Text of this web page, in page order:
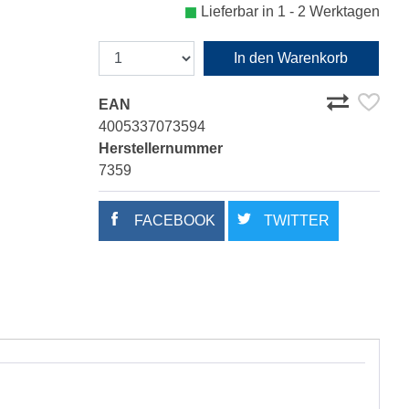
Lieferbar in 1 - 2 Werktagen
In den Warenkorb
EAN
4005337073594
Herstellernummer
7359
FACEBOOK TWITTER